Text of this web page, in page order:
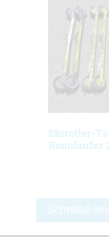
Skiroller-
Rennläufer
Schreibe